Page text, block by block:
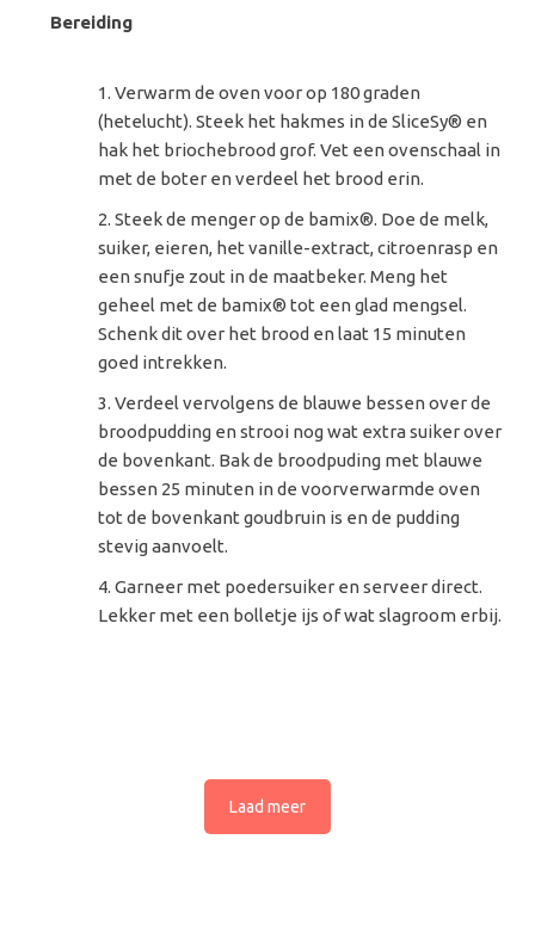
Bereiding
Verwarm de oven voor op 180 graden
(hetelucht). Steek het hakmes in de SliceSy® en
hak het briochebrood grof. Vet een ovenschaal in
met de boter en verdeel het brood erin.
Steek de menger op de bamix®. Doe de melk,
suiker, eieren, het vanille-extract, citroenrasp en
een snufje zout in de maatbeker. Meng het
geheel met de bamix® tot een glad mengsel.
Schenk dit over het brood en laat 15 minuten
goed intrekken.
Verdeel vervolgens de blauwe bessen over de
broodpudding en strooi nog wat extra suiker over
de bovenkant. Bak de broodpuding met blauwe
bessen 25 minuten in de voorverwarmde oven
tot de bovenkant goudbruin is en de pudding
stevig aanvoelt.
Garneer met poedersuiker en serveer direct.
Lekker met een bolletje ijs of wat slagroom erbij.
Laad meer